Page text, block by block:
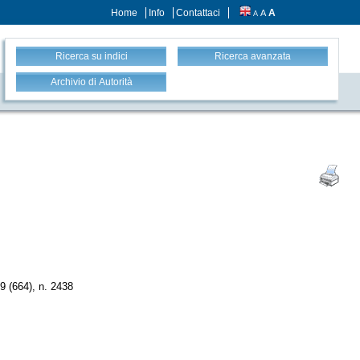
Home Info Contattaci A A A
Ricerca su indici Ricerca avanzata
Archivio di Autorità